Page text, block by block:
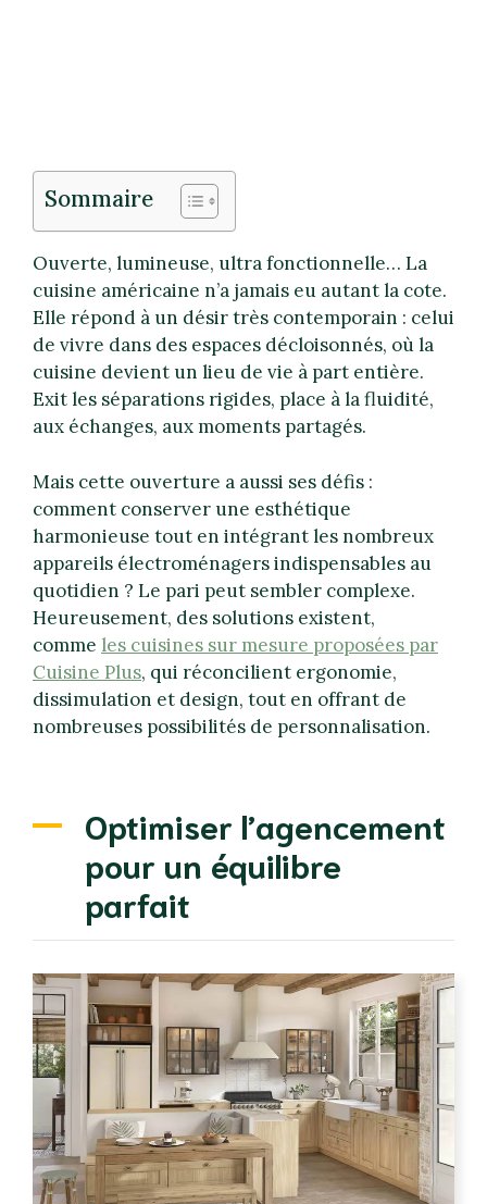
Sommaire
Ouverte, lumineuse, ultra fonctionnelle… La
cuisine américaine n’a jamais eu autant la cote.
Elle répond à un désir très contemporain : celui
de vivre dans des espaces décloisonnés, où la
cuisine devient un lieu de vie à part entière.
Exit les séparations rigides, place à la fluidité,
aux échanges, aux moments partagés.
Mais cette ouverture a aussi ses défis :
comment conserver une esthétique
harmonieuse tout en intégrant les nombreux
appareils électroménagers indispensables au
quotidien ? Le pari peut sembler complexe.
Heureusement, des solutions existent,
comme les cuisines sur mesure proposées par
Cuisine Plus, qui réconcilient ergonomie,
dissimulation et design, tout en offrant de
nombreuses possibilités de personnalisation.
Optimiser l’agencement
pour un équilibre
parfait